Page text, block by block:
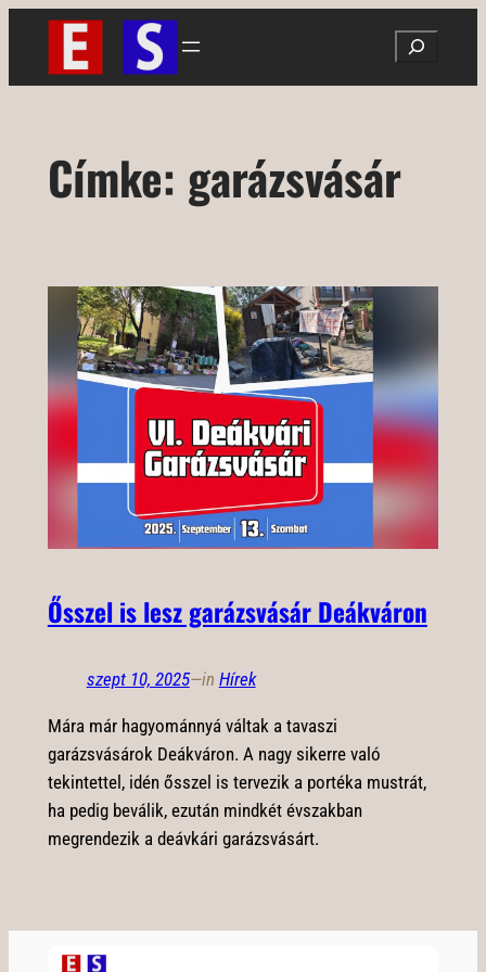
Ugrás
tartalomhoz
Search
Címke: garázsvásár
Ősszel is lesz garázsvásár Deákváron
szept 10, 2025—in Hírek
Mára már hagyománnyá váltak a tavaszi
garázsvásárok Deákváron. A nagy sikerre való
tekintettel, idén ősszel is tervezik a portéka mustrát,
ha pedig beválik, ezután mindkét évszakban
megrendezik a deávkári garázsvásárt.